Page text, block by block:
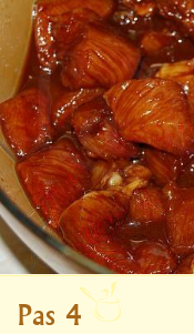
Pas 4